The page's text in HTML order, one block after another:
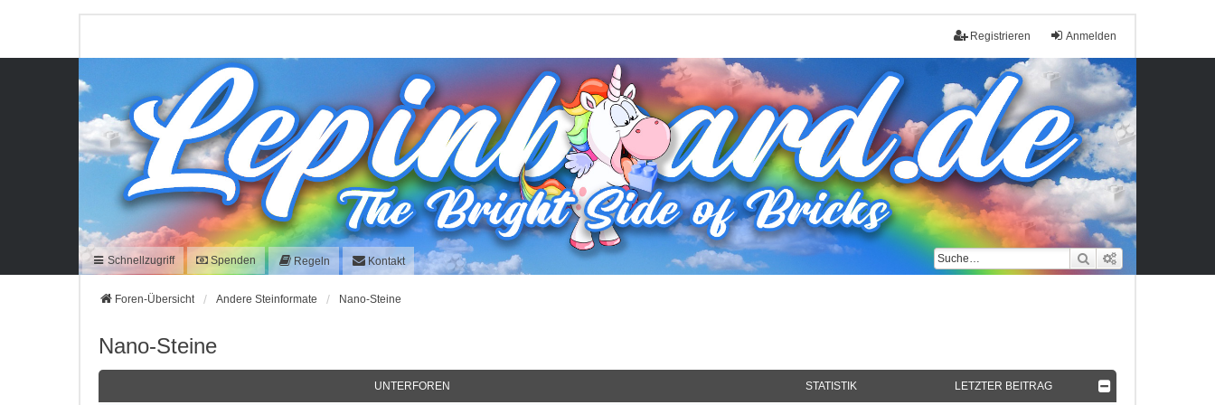
Anmelden
Registrieren
Schnellzugriff Spenden Regeln Kontakt Suche
Foren-Übersicht Andere Steinformate Nano-Steine
Nano-Steine
UNTERFOREN STATISTIK LETZTER BEITRAG